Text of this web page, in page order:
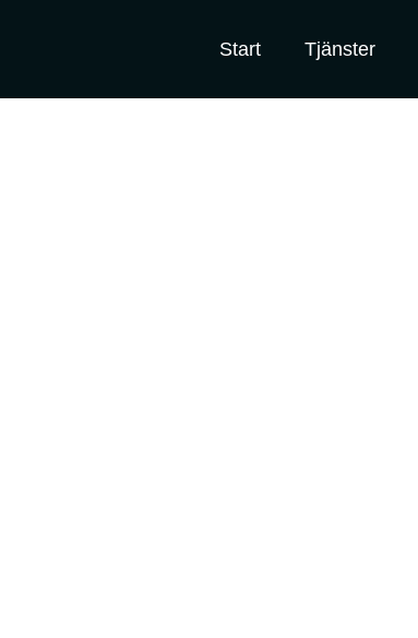
Start Tjänster